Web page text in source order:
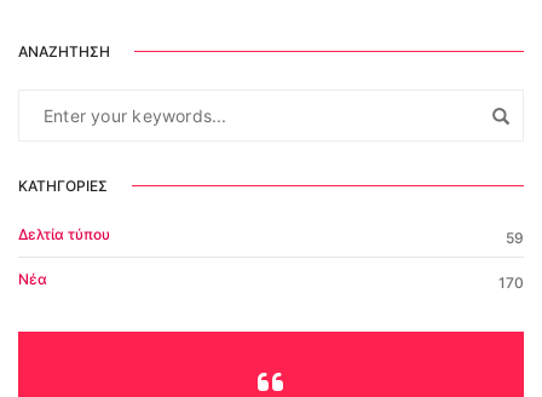
ΑΝΑΖΉΤΗΣΗ
ΚΑΤΗΓΟΡΊΕΣ
Δελτία τύπου 59
Νέα 170